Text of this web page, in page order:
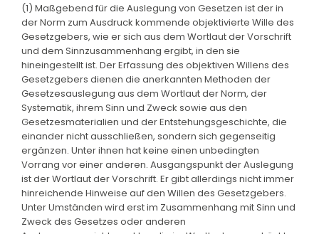
(1) Maßgebend für die Auslegung von Gesetzen ist der in
der Norm zum Ausdruck kommende objektivierte Wille des
Gesetzgebers, wie er sich aus dem Wortlaut der Vorschrift
und dem Sinnzusammenhang ergibt, in den sie
hineingestellt ist. Der Erfassung des objektiven Willens des
Gesetzgebers dienen die anerkannten Methoden der
Gesetzesauslegung aus dem Wortlaut der Norm, der
Systematik, ihrem Sinn und Zweck sowie aus den
Gesetzesmaterialien und der Entstehungsgeschichte, die
einander nicht ausschließen, sondern sich gegenseitig
ergänzen. Unter ihnen hat keine einen unbedingten
Vorrang vor einer anderen. Ausgangspunkt der Auslegung
ist der Wortlaut der Vorschrift. Er gibt allerdings nicht immer
hinreichende Hinweise auf den Willen des Gesetzgebers.
Unter Umständen wird erst im Zusammenhang mit Sinn und
Zweck des Gesetzes oder anderen